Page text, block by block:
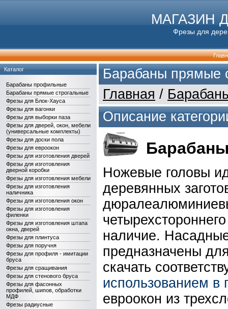
МАГАЗИН
Фрезы для
Каталог
Барабаны профильные
Барабаны прямые строгальные
Фрезы для Блок-Хауса
Фрезы для вагонки
Фрезы для выборки паза
Фрезы для дверей, окон, мебели
(универсальные комплекты)
Фрезы для доски пола
Фрезы для евроокон
Фрезы для изготовления дверей
Фрезы для изготовления
дверной коробки
Фрезы для изготовления мебели
Фрезы для изготовления
наличника
Фрезы для изготовления окон
Фрезы для изготовления
филенки
Фрезы для изготовления штапа
окна, дверей
Фрезы для плинтуса
Фрезы для поручня
Фрезы для профиля - имитации
бруса
Фрезы для сращивания
Фрезы для стенового бруса
Фрезы для фасонных
профилей, шипов, обработки
МДФ
Фрезы радиусные
Барабаны прямые
Главная /
Описание
Ножевые головы
деревянных
наличие.
предназначены
скачать
использованием в
евроокон из